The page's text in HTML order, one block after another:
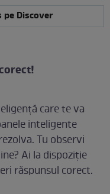
pe Discover
care te va
inteligente
Tu observi
Ai la dispoziție
răspunsul corect.